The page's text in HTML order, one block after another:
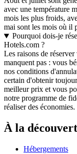
avec une température
mois les plus froids,
mai sont les mois où il
Pourquoi dois-je
Hotels.com ?
Les raisons de
manquent pas : vous
nos conditions
certain d'obtenir
meilleur prix et vous
notre programme de
réaliser des économies.
À la
Hébergements